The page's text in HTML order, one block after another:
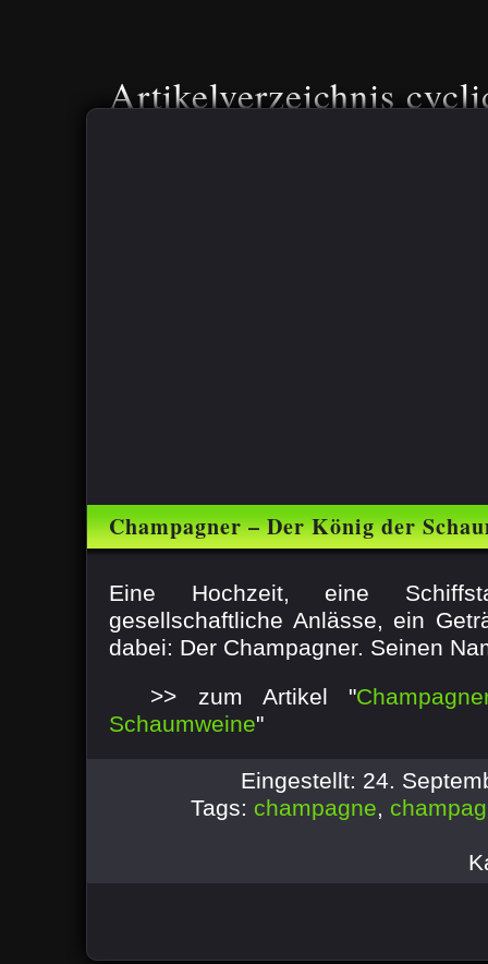
Artikelverzeichnis
Champagner – Der König der
Eine Hochzeit, eine
gesellschaftliche Anlässe, ein
dabei: Der Champagner. Seinen
>> zum Artikel "
Schaumweine"
Eingestellt: 24.
Tags: champagne,